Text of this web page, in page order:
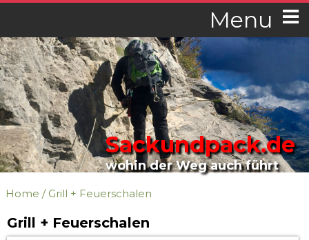
Menu
Sackundpack.de
wohin der Weg auch führt
Home / Grill + Feuerschalen
Grill + Feuerschalen